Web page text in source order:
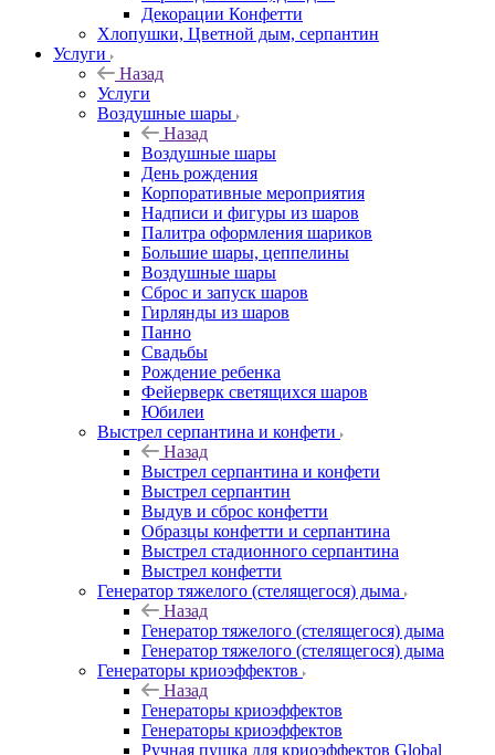
Декорации Конфетти
Хлопушки, Цветной дым, серпантин
Услуги
Назад
Услуги
Воздушные шары
Назад
Воздушные шары
День рождения
Корпоративные мероприятия
Надписи и фигуры из шаров
Палитра оформления шариков
Большие шары, цеппелины
Воздушные шары
Сброс и запуск шаров
Гирлянды из шаров
Панно
Свадьбы
Рождение ребенка
Фейерверк светящихся шаров
Юбилеи
Выстрел серпантина и конфети
Назад
Выстрел серпантина и конфети
Выстрел серпантин
Выдув и сброс конфетти
Образцы конфетти и серпантина
Выстрел стадионного серпантина
Выстрел конфетти
Генератор тяжелого (стелящегося) дыма
Назад
Генератор тяжелого (стелящегося) дыма
Генератор тяжелого (стелящегося) дыма
Генераторы криоэффектов
Назад
Генераторы криоэффектов
Генераторы криоэффектов
Ручная пушка для криоэффектов Global